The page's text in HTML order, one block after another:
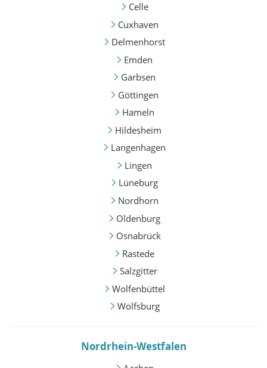
Celle
Cuxhaven
Delmenhorst
Emden
Garbsen
Göttingen
Hameln
Hildesheim
Langenhagen
Lingen
Lüneburg
Nordhorn
Oldenburg
Osnabrück
Rastede
Salzgitter
Wolfenbüttel
Wolfsburg
Nordrhein-Westfalen